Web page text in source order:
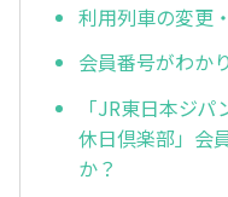
利用列車の変更
会員番号がわか
「JR東日本ジ
休日倶楽部」会
か？